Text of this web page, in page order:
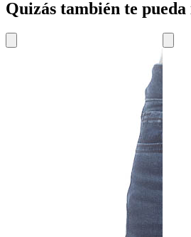
Quizás también te